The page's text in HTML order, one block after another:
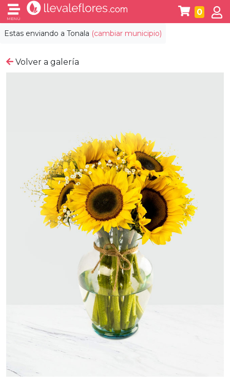
Estas enviando a Tonala (cambiar municipio)
MENÚ
0
Volver a galería